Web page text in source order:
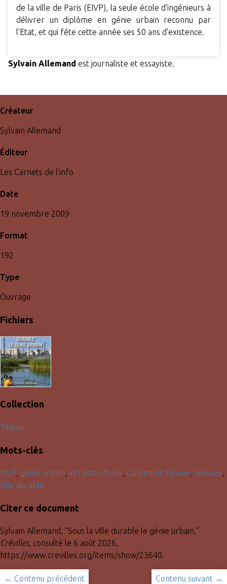
de la ville de Paris (EIVP), la seule école d'ingénieurs à
délivrer un diplôme en génie urbain reconnu par
l'Etat, et qui fête cette année ses 50 ans d'existence.
Sylvain Allemand est journaliste et essayiste.
Créateur
Sylvain Allemand
Éditeur
Les Carnets de l'info
Date
19 novembre 2009
Format
192
Type
Ouvrage
Fichiers
Collection
Textes
Mots-clés
EIVP, génie urbain, infrastructures, Lallement Sylvain, réseaux,
ville durable
Citer ce document
Sylvain Allemand, “Sous la ville durable le génie urbain,”
Crévilles, consulté le 6 août 2026,
https://www.crevilles.org/items/show/23640.
← Contenu précédent Contenu suivant →